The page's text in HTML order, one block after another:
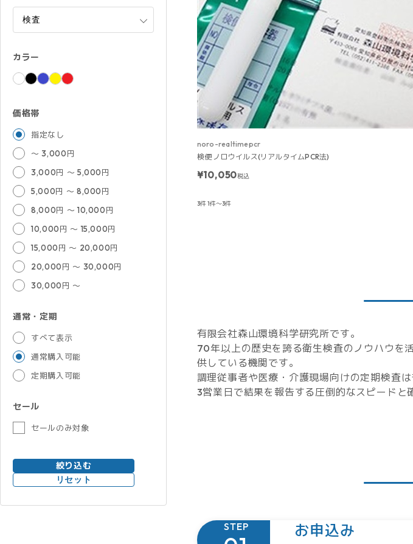
カラー
価格帯
指定なし
～ 3,000円
3,000円 ～ 5,000円
5,000円 ～ 8,000円
8,000円 ～ 10,000円
10,000円 ～ 15,000円
15,000円 ～ 20,000円
20,000円 ～ 30,000円
30,000円 ～
通常・定期
すべて表示
通常購入可能
定期購入可能
セール
セールのみ対象
絞り込む
リセット
noro-realtimepcr
検便 ノロウイルス(リアルタイムPCR法)
¥10,050税込
3件1件～3件
有限会社森山環境科学研究所です。
70年以上の歴史を誇る衛生検査のノウハウを
供している機関です。
調理従事者や医療・介護現場向けの定期検査
3営業日で結果を報告する圧倒的なスピードと
STEP お申込み